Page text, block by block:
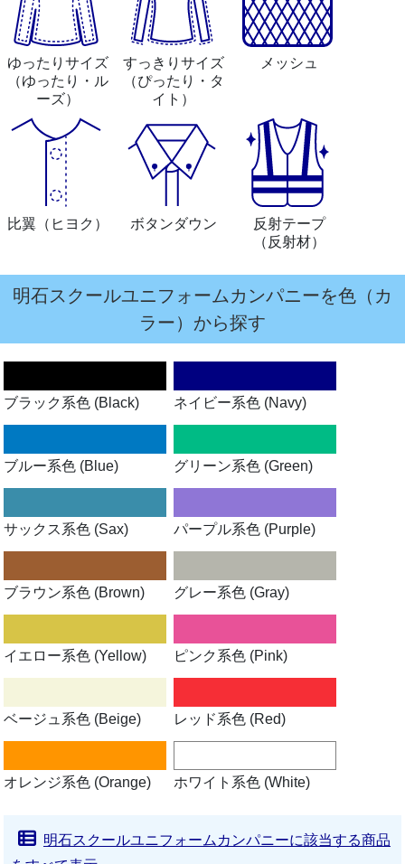
ゆったりサイズ
（ゆったり・ル
ーズ）
すっきりサイズ
（ぴったり・タ
イト）
メッシュ
比翼 （ヒヨク） ボタンダウン
反射テープ
（反射材）
明石スクールユニフォームカンパニーを色（カ
ラー）から探す
ブラック系色 (Black) ネイビー系色 (Navy)
ブルー系色 (Blue) グリーン系色 (Green)
サックス系色 (Sax) パープル系色 (Purple)
ブラウン系色 (Brown) グレー系色 (Gray)
イエロー系色 (Yellow) ピンク系色 (Pink)
ベージュ系色 (Beige) レッド系色 (Red)
オレンジ系色 (Orange) ホワイト系色 (White)
明石スクールユニフォームカンパニーに該当する商品